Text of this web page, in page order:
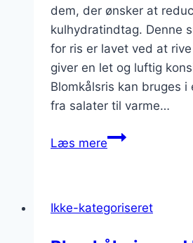
dem, der ønsker at
kulhydratindtag. Denne
for ris er lavet ved at
giver en let og luftig
Blomkålsris kan bruges
fra salater til varme…
Læs mereBlomkålsris
ekstra
Ikke-kategoriseret